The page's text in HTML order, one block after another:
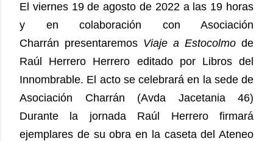
El viernes 19 de agosto de 2022 a las 19 horas
y en colaboración con Asociación
Charrán presentaremos Viaje a Estocolmo de
Raúl Herrero Herrero editado por Libros del
Innombrable. El acto se celebrará en la sede de
Asociación Charrán (Avda Jacetania 46)
Durante la jornada Raúl Herrero firmará
ejemplares de su obra en la caseta del Ateneo